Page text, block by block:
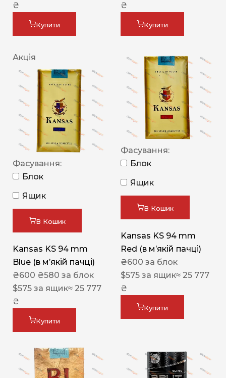
₴
Купити
₴
Купити
Акція
Фасування:
Блок
Ящик
В Кошик
Kansas KS 94 mm
Blue (в мʼякій пачці)
₴600 ₴580 за блок
$575 за ящик≈ 25 777
₴
Купити
Фасування:
Блок
Ящик
В Кошик
Kansas KS 94 mm
Red (в мʼякій пачці)
₴600 за блок
$575 за ящик≈ 25 777
₴
Купити